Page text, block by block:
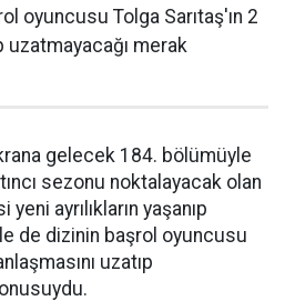
oyuncusu Tolga Sarıtaş'ın 2
uzatmayacağı merak
gelecek 184. bölümüyle
sezonu noktalayacak olan
ayrılıkların yaşanıp
de dizinin başrol oyuncusu
uzatıp